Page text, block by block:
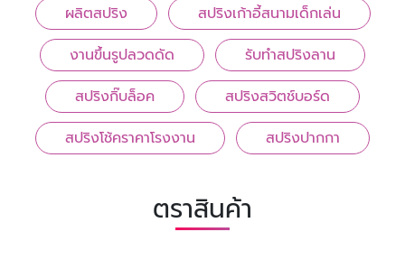
ผลิตสปริง
สปริงเก้าอี้สนามเด็กเล่น
งานขึ้นรูปลวดดัด
รับทำสปริงลาน
สปริงกิ๊บล็อค
สปริงสวิตช์บอร์ด
สปริงโช้คราคาโรงงาน
สปริงปากกา
ตราสินค้า